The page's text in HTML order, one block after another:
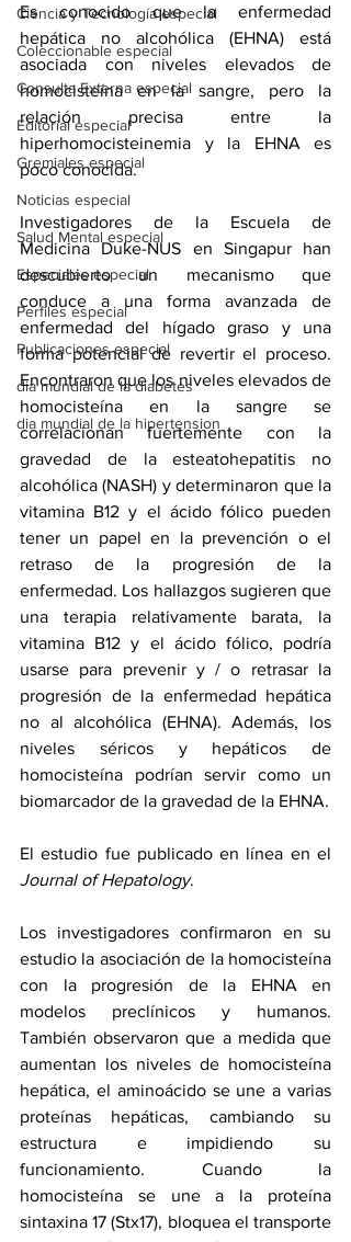
Ciencia y Tecnología especial
Coleccionable especial
Consulta Externa especial
Editorial especial
Gremiales especial
Noticias especial
Salud Mental especial
Especiales especial
Perfiles especial
Publicaciones especial
dia mundial de la diabetes
dia mundial de la hipertension
Es conocido que la enfermedad
hepática no alcohólica (EHNA) está
asociada con niveles elevados de
homocisteína en la sangre, pero la
relación precisa entre la
hiperhomocisteinemia y la EHNA es
poco conocida.
Investigadores de la Escuela de
Medicina Duke-NUS en Singapur han
descubierto un mecanismo que
conduce a una forma avanzada de
enfermedad del hígado graso y una
forma potencial de revertir el proceso.
Encontraron que los niveles elevados de
homocisteína en la sangre se
correlacionan fuertemente con la
gravedad de la esteatohepatitis no
alcohólica (NASH) y determinaron que la
vitamina B12 y el ácido fólico pueden
tener un papel en la prevención o el
retraso de la progresión de la
enfermedad. Los hallazgos sugieren que
una terapia relativamente barata, la
vitamina B12 y el ácido fólico, podría
usarse para prevenir y / o retrasar la
progresión de la enfermedad hepática
no al alcohólica (EHNA). Además, los
niveles séricos y hepáticos de
homocisteína podrían servir como un
El estudio fue publicado en línea
Journal of Hepatology.
Los investigadores confirmaron en su
estudio la asociación de la homocisteína
con la progresión de la EHNA en
modelos preclínicos y humanos.
También observaron que a medida que
aumentan los niveles de homocisteína
hepática, el aminoácido se une a varias
proteínas hepáticas, cambiando su
estructura e impidiendo su
funcionamiento. Cuando la
homocisteína se une a la proteína
sintaxina 17 (Stx17), bloquea el transporte